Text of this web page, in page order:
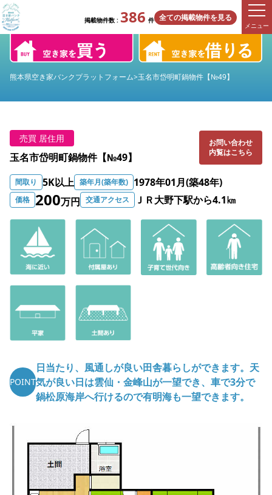
掲載物件数 : 386 件 全ての掲載物件を見る
メニュー
熊本県空き家バンクプラットフォーム>玉名市岱明町鍋物件【№49】
売買 居住用
玉名市岱明町鍋物件【№49】
お問い合わせ
内覧はこちら
間取り 5K以上 築年月(築年数) 1978年01月(築48年)
価格 200万円 交通アクセス ＪＲ大野下駅から4.1㎞
POINT
日当たり、風通しが良い田舎暮らしができます。天
気が良い日は雲仙・金峰山が一望でき、車で3分で
鍋松原海岸へ行けるので有明海も一望できます。